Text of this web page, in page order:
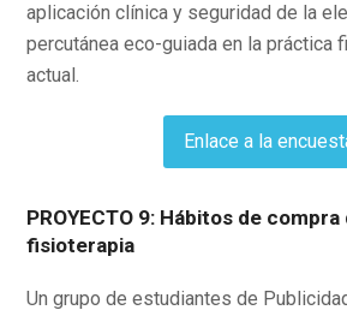
aplicación clínica y seguridad de la
percutánea eco-guiada en la práctica
actual.
Enlace a la
PROYECTO 9: Hábitos de
fisioterapia
Un grupo de estudiantes de